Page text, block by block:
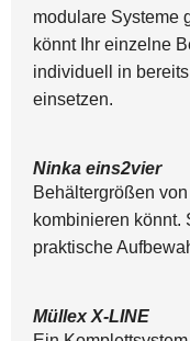
modulare Systeme
könnt Ihr einzelne
individuell in
einsetzen.
Ninka eins2vier
Behältergrößen
kombinieren könnt.
praktische
Müllex X-LINE